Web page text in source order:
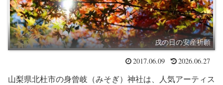
戌の日の安産祈願
2017.06.09 2026.06.27
山梨県北杜市の身曾岐（みそぎ）神社は、人気アーティス